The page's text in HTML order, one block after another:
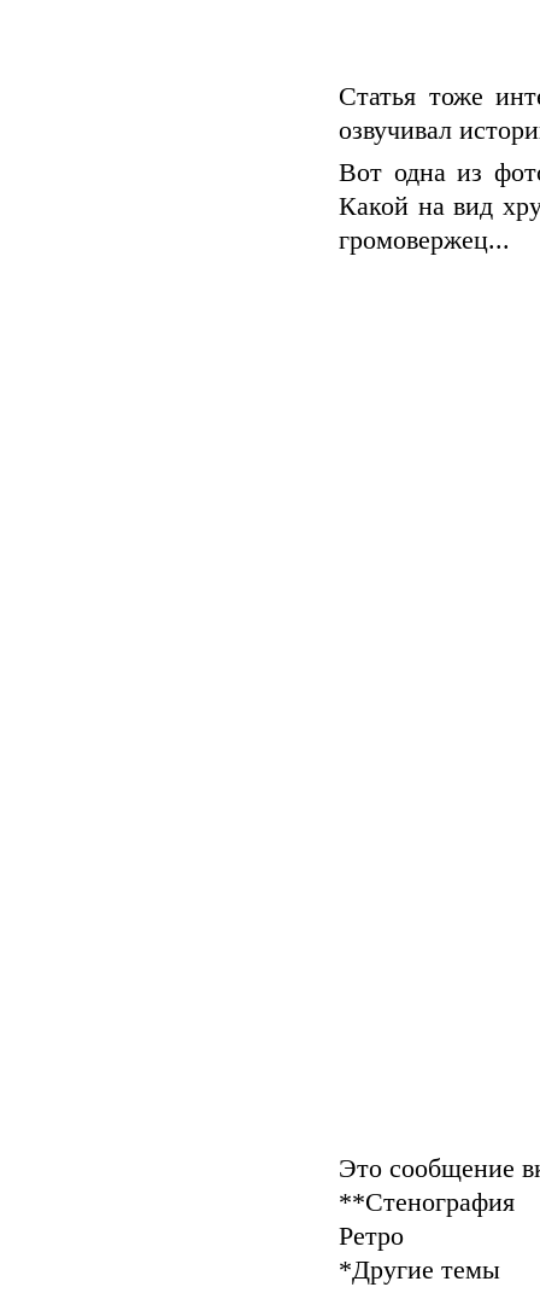
Статья тоже
озвучивал
Вот одна из
Какой на вид
громовержец...
Это сообщение
**Стенография
Ретро
*Другие темы